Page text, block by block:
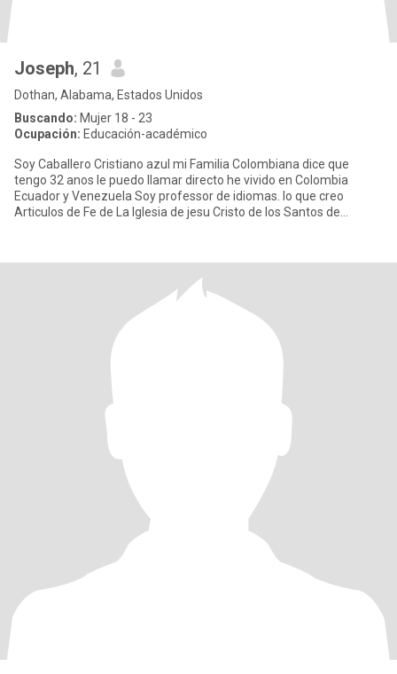
Joseph, 21
Dothan, Alabama, Estados Unidos
Buscando: Mujer 18 - 23
Ocupación: Educación-académico
Soy Caballero Cristiano azul mi Familia Colombiana dice que
tengo 32 anos le puedo llamar directo he vivido en Colombia
Ecuador y Venezuela Soy professor de idiomas. lo que creo
Articulos de Fe de La Iglesia de jesu Cristo de los Santos de